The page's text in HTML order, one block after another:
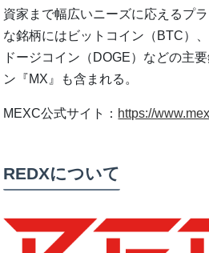
資家まで幅広いニーズに応えるプ
な銘柄にはビットコイン（BTC）
ドージコイン（DOGE）などの主
ン『MX』も含まれる。
MEXC公式サイト： https://
REDXについて